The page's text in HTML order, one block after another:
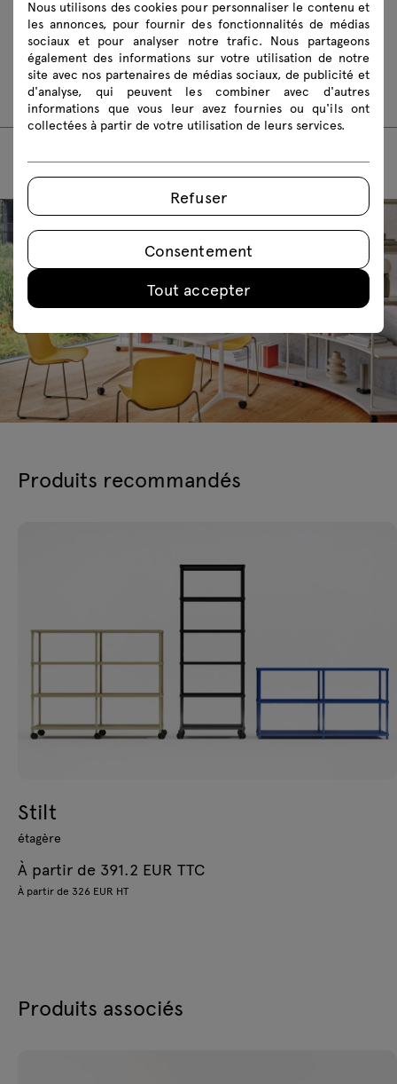
Instructions de montage
TC01 TC02 TC03
Produits recommandés
Stilt
étagère
À partir de 391.2 EUR TTC
À partir de 326 EUR HT
Produits associés
Nous utilisons des cookies pour personnaliser le contenu et
les annonces, pour fournir des fonctionnalités de médias
sociaux et pour analyser notre trafic. Nous partageons
également des informations sur votre utilisation de notre
site avec nos partenaires de médias sociaux, de publicité et
d'analyse, qui peuvent les combiner avec d'autres
informations que vous leur avez fournies ou qu'ils ont
collectées à partir de votre utilisation de leurs services.
Refuser
Consentement
Tout accepter